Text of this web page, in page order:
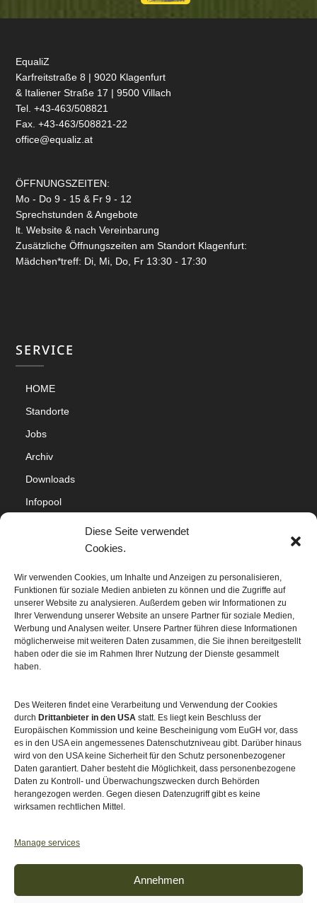
Diese Seite verwendet
Cookies.
Wir verwenden Cookies, um Inhalte und Anzeigen zu personalisieren,
Funktionen für soziale Medien anbieten zu können und die Zugriffe auf
unserer Website zu analysieren. Außerdem geben wir Informationen zu
Ihrer Verwendung unserer Website an unsere Partner für soziale Medien,
Werbung und Analysen weiter. Unsere Partner führen diese Informationen
möglicherweise mit weiteren Daten zusammen, die Sie ihnen bereitgestellt
haben oder die sie im Rahmen Ihrer Nutzung der Dienste gesammelt
haben.
Des Weiteren findet eine Verarbeitung und Verwendung der Cookies
durch Drittanbieter in den USA statt. Es liegt kein Beschluss der
Europäischen Kommission und keine Bescheinigung vom EuGH vor, dass
es in den USA ein angemessenes Datenschutzniveau gibt. Darüber hinaus
wird von den USA keine Sicherheit für den Schutz personenbezogener
Daten garantiert. Daher besteht die Möglichkeit, dass personenbezogene
Daten zu Kontroll- und Überwachungszwecken durch Behörden
herangezogen werden. Gegen diesen Datenzugriff gibt es keine
wirksamen rechtlichen Mittel.
Manage services
Annehmen
EqualiZ
Karfreitstraße 8 | 9020 Klagenfurt
& Italiener Straße 17 | 9500 Villach
Tel. +43-463/508821
Fax. +43-463/508821-22
office@equaliz.at
ÖFFNUNGSZEITEN:
Mo - Do 9 - 15 & Fr 9 - 12
Sprechstunden & Angebote
lt. Website & nach Vereinbarung
Zusätzliche Öffnungszeiten am Standort Klagenfurt:
Mädchen*treff: Di, Mi, Do, Fr 13:30 - 17:30
SERVICE
HOME
Standorte
Jobs
Archiv
Downloads
Infopool
Sitemap